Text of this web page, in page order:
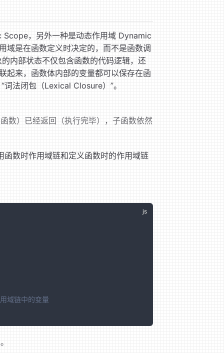
，另外一种是动态作用域 Dynamic
域是在函数定义时决定的，而不是函数调
内部状态不仅包含函数的代码逻辑，还
起来，函数体内部的变量都可以保存在函
词法闭包（Lexical Closure）”。
数）已经返回（执行完毕），子函数依然
数时作用域链和定义函数时的作用域链
链中的变量